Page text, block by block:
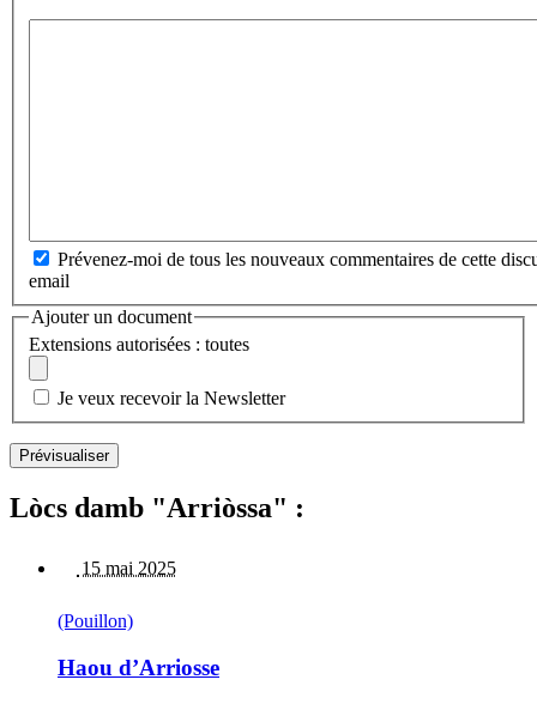
Prévenez-moi de tous les nouveaux commentaires de cette
email
Ajouter un document
Extensions autorisées : toutes
Je veux recevoir la Newsletter
Lòcs damb "Arriòssa" :
15 mai 2025
(Pouillon)
Haou d’Arriosse